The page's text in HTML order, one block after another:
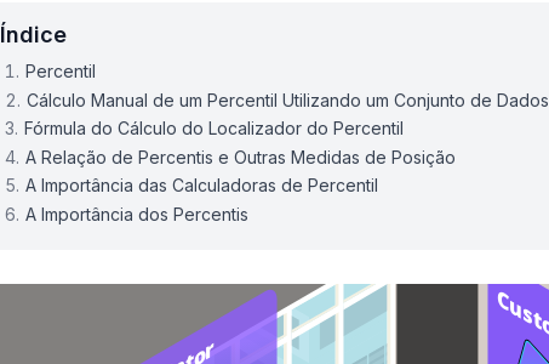
Índice
Percentil
Cálculo Manual de um Percentil Utilizando um Conjunto de Dados
Fórmula do Cálculo do Localizador do Percentil
A Relação de Percentis e Outras Medidas de Posição
A Importância das Calculadoras de Percentil
A Importância dos Percentis